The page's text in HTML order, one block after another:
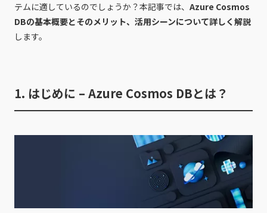
テムに適しているのでしょうか？本記事では、 Azure Cosmos
DBの基本概要とそのメリット、活用シーンについて詳しく解説
します。
1. はじめに – Azure Cosmos DBとは？